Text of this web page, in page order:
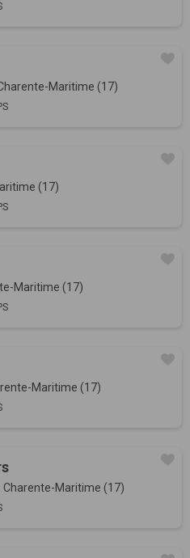
Maritime (17)
(17)
Maritime (17)
Maritime (17)
Charente-Maritime (17)